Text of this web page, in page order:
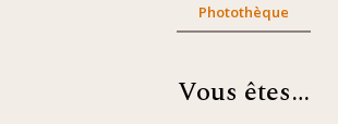
Photothèque
Vous êtes…